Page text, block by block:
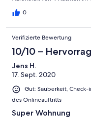
0
Verifizierte Bewertung
10/10 –
Jens H.
17. Sept. 2020
Gut: Sauberkeit,
des Onlineauftritts
Super Wohnung